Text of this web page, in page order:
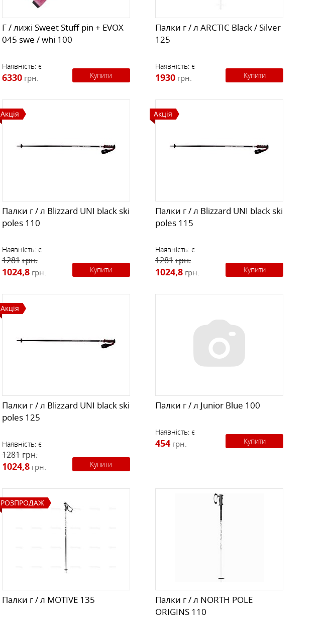
Г / лижі Sweet Stuff pin + EVOX
045 swe / whi 100
Наявність: є
6330 грн. Купити
Палки г / л ARCTIC Black / Silver
125
Наявність: є
1930 грн. Купити
Акція
Палки г / л Blizzard UNI black ski
poles 110
Наявність: є
1281грн.
1024,8 грн. Купити
Акція
Палки г / л Blizzard UNI black ski
poles 115
Наявність: є
1281грн.
1024,8 грн. Купити
Акція
Палки г / л Blizzard UNI black ski
poles 125
Наявність: є
1281грн.
1024,8 грн. Купити
Палки г / л Junior Blue 100
Наявність: є
454 грн. Купити
РОЗПРОДАЖ
Палки г / л MOTIVE 135
Палки г / л NORTH POLE
ORIGINS 110